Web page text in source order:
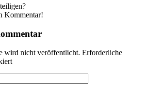
Kommentar!
wird nicht veröffentlicht. Erforderliche